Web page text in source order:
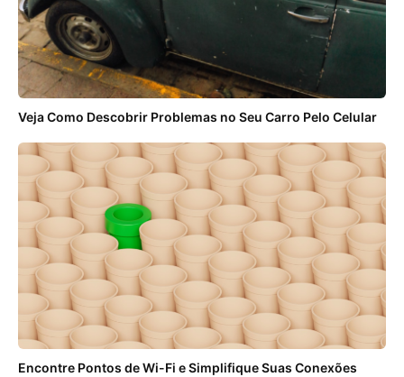
Veja Como Descobrir Problemas no Seu Carro Pelo Celular
Encontre Pontos de Wi-Fi e Simplifique Suas Conexões